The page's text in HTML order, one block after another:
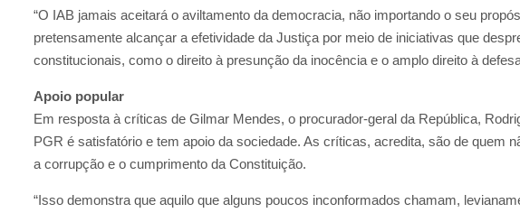
“O IAB jamais aceitará o aviltamento da democracia, não importando o seu
pretensamente alcançar a efetividade da Justiça por meio de iniciativas que
constitucionais, como o direito à presunção da inocência e o amplo direito à
Apoio popular
Em resposta à críticas de Gilmar Mendes, o procurador-geral da República,
PGR é satisfatório e tem apoio da sociedade. As críticas, acredita, são de quem
a corrupção e o cumprimento da Constituição.
“Isso demonstra que aquilo que alguns poucos inconformados chamam,